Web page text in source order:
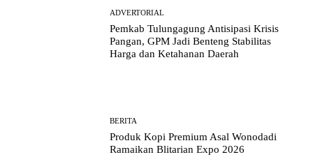
ADVERTORIAL
Pemkab Tulungagung Antisipasi Krisis
Pangan, GPM Jadi Benteng Stabilitas
Harga dan Ketahanan Daerah
BERITA
Produk Kopi Premium Asal Wonodadi
Ramaikan Blitarian Expo 2026